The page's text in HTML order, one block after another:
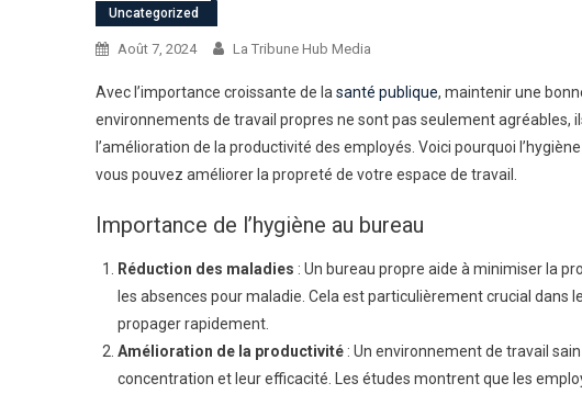
Uncategorized
Août 7, 2024 La Tribune Hub Media
Avec l’importance croissante de la santé publique, maintenir une
environnements de travail propres ne sont pas seulement agréables,
l’amélioration de la productivité des employés. Voici pourquoi
vous pouvez améliorer la propreté de votre espace de travail.
Importance de l’hygiène au bureau
Réduction des maladies : Un bureau propre aide à minimiser la
les absences pour maladie. Cela est particulièrement crucial dans
propager rapidement.
Amélioration de la productivité : Un environnement de travail
concentration et leur efficacité. Les études montrent que les